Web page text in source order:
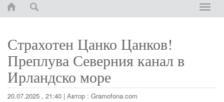
Toggle
Страхотен Цанко Цанков!
Преплува Северния канал в
Ирландско море
20.07.2025 , 21:40 | Автор : Gramofona.com